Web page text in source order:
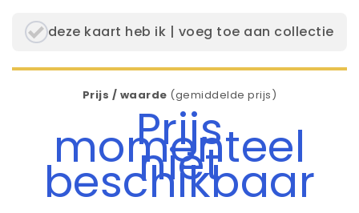
deze kaart heb ik | voeg toe aan collectie
Prijs / waarde (gemiddelde prijs)
Prijs
momenteel
niet
beschikbaar